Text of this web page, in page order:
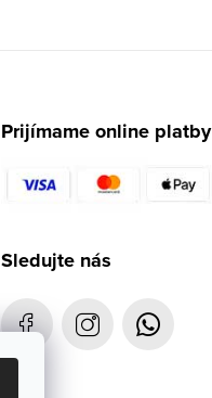
Prijímame online platby
Sledujte nás